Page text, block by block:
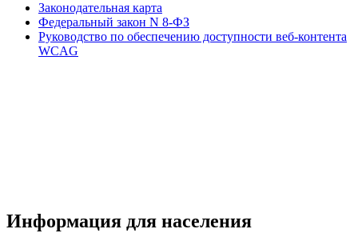
Законодательная карта
Федеральный закон N 8-ФЗ
Руководство по обеспечению доступности веб-контента
WCAG
Информация для населения